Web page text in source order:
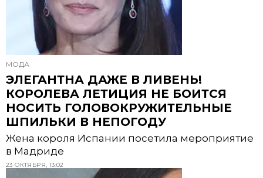
МОДА
ЭЛЕГАНТНА ДАЖЕ В ЛИВЕНЬ!
КОРОЛЕВА ЛЕТИЦИЯ НЕ БОИТСЯ
НОСИТЬ ГОЛОВОКРУЖИТЕЛЬНЫЕ
ШПИЛЬКИ В НЕПОГОДУ
Жена короля Испании посетила мероприятие
в Мадриде
23 ОКТЯБРЯ, 13:02